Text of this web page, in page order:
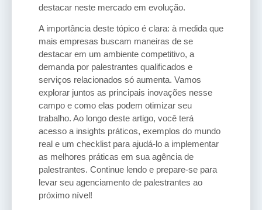
destacar neste mercado em evolução.
A importância deste tópico é clara: à medida que
mais empresas buscam maneiras de se
destacar em um ambiente competitivo, a
demanda por palestrantes qualificados e
serviços relacionados só aumenta. Vamos
explorar juntos as principais inovações nesse
campo e como elas podem otimizar seu
trabalho. Ao longo deste artigo, você terá
acesso a insights práticos, exemplos do mundo
real e um checklist para ajudá-lo a implementar
as melhores práticas em sua agência de
palestrantes. Continue lendo e prepare-se para
levar seu agenciamento de palestrantes ao
próximo nível!